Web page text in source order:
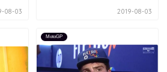
08-03 2019-08-03
MotoGP